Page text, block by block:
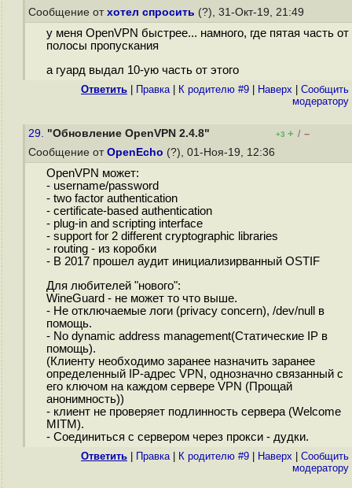
Сообщение от хотел спросить (?), 31-Окт-19, 21:49
у меня OpenVPN быстрее... намного, где пятая часть от
полосы пропускания
а гуард выдал 10-ую часть от этого
Ответить Правка| К родителю #9 Наверх
Cообщить
модератору
29. "Обновление OpenVPN 2.4.8" +3 + / –
Сообщение от OpenEcho (?), 01-Ноя-19, 12:36
OpenVPN может:
- username/password
- two factor authentication
- certificate-based authentication
- plug-in and scripting interface
- support for 2 different cryptographic libraries
- routing - из коробки
- B 2017 прошел аудит инициализирванный OSTIF
Для любителей "нового":
WineGuard - не может то что выше.
- Не отключаемые логи (privacy concern), /dev/null в
помощь.
- No dynamic address management(Статические IP в
помощь).
(Клиенту необходимо заранее назначить заранее
определенный IP-адрес VPN, однозначно связанный с
его ключом на каждом сервере VPN (Прощай
анонимность))
- клиент не проверяет подлинность сервера (Welcome
MITM).
- Соединиться с сервером через прокси - дудки.
Ответить Правка| К родителю #9 Наверх
Cообщить
модератору